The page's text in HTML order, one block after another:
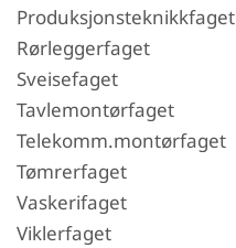
Produksjonsteknikkfaget
Rørleggerfaget
Sveisefaget
Tavlemontørfaget
Telekomm.montørfaget
Tømrerfaget
Vaskerifaget
Viklerfaget